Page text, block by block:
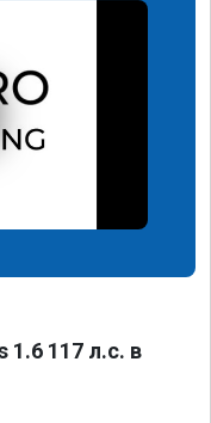
1.6 117 л.с. в